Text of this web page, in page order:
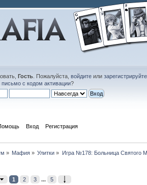
Гость. Пожалуйста, войдитеили
письмо с кодом активации?
Вход Регистрация
» Мафия » Улитки » Игра №178: Больница Святого
1 2 3 ... 5